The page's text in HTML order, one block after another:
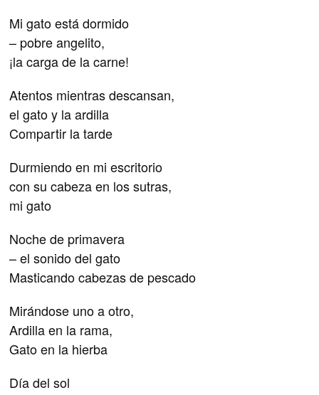
Mi gato está dormido
– pobre angelito,
¡la carga de la carne!
Atentos mientras descansan,
el gato y la ardilla
Compartir la tarde
Durmiendo en mi escritorio
con su cabeza en los sutras,
mi gato
Noche de primavera
– el sonido del gato
Masticando cabezas de pescado
Mirándose uno a otro,
Ardilla en la rama,
Gato en la hierba
Día del sol